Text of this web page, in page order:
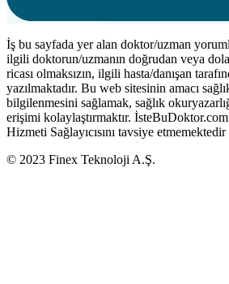
İş bu sayfada yer alan doktor/uzman
ilgili doktorun/uzmanın doğrudan veya
ricası olmaksızın, ilgili hasta/danışan
yazılmaktadır. Bu web sitesinin amacı
bilgilenmesini sağlamak, sağlık
erişimi kolaylaştırmaktır.
Hizmeti Sağlayıcısını tavsiye
© 2023 Finex Teknoloji A.Ş.